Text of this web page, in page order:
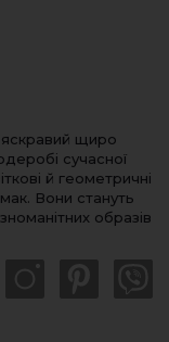
щиро
сучасної
й геометричні
Вони стануть
образів